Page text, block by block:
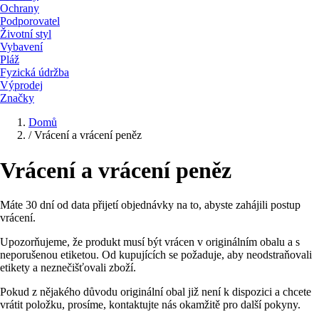
Ochrany
Podporovatel
Životní styl
Vybavení
Pláž
Fyzická údržba
Výprodej
Značky
Domů
/ Vrácení a vrácení peněz
Vrácení a vrácení peněz
Máte 30 dní od data přijetí objednávky na to, abyste zahájili postup
vrácení.
Upozorňujeme, že produkt musí být vrácen v originálním obalu a s
neporušenou etiketou. Od kupujících se požaduje, aby neodstraňovali
etikety a neznečišťovali zboží.
Pokud z nějakého důvodu originální obal již není k dispozici a chcete
vrátit položku, prosíme, kontaktujte nás okamžitě pro další pokyny.